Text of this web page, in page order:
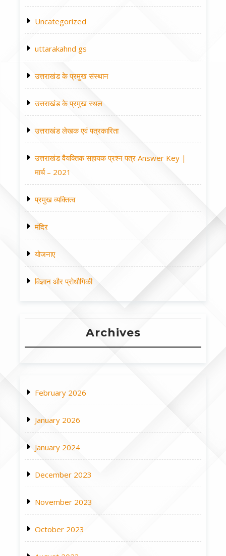
Uncategorized
uttarakahnd gs
उत्तराखंड के प्रमुख संस्थान
उत्तराखंड के प्रमुख स्थल
उत्तराखंड लेखक एवं पत्रकारिता
उत्तराखंड वैयक्तिक सहायक प्रश्न पत्र Answer Key |
मार्च – 2021
प्रमुख व्यक्तित्व
मंदिर
योजनाए
विज्ञान और प्रोधौगिकी
Archives
February 2026
January 2026
January 2024
December 2023
November 2023
October 2023